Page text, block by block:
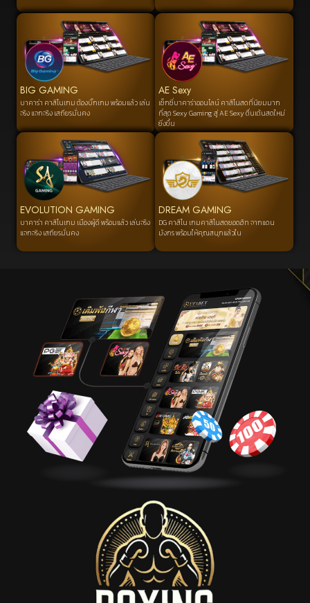
BIG GAMING
บาคาร่า คาสิโนเกม ต้องบิ๊กเกม พร้อมแล้ว เล่น
จริง แจกจริง เสถียรมั่นคง
AE Sexy
เซ็กซี่บาคาร่าออนไลน์ คาสิโนสดที่นิยมมาก
ที่สุด Sexy Gaming สู่ AE Sexy ตื่นเต้นสดใหม่
ยิ่งขึ้น
EVOLUTION GAMING
บาคาร่า คาสิโนเกม เมืองผู้ดี พร้อมแล้ว เล่นจริง
แจกจริง เสถียรมั่นคง
DREAM GAMING
DG คาสิโน เกมคาสิโนสดยอดฮิท จากแดน
มังกร พร้อมให้คุณสนุกแล้วใน